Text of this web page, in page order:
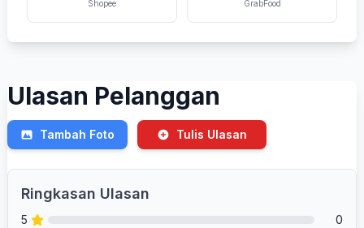
Shopee
GrabFood
Ulasan Pelanggan
Tambah Foto Tulis Ulasan
Ringkasan Ulasan
5
0